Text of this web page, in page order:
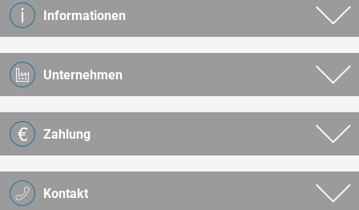
Kontakt
Informationen
Unternehmen
Zahlung